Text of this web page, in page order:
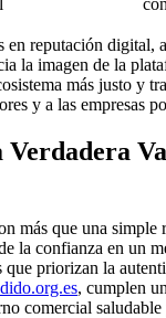
en reputación digital,
la imagen de la
más justo y
y a las empresas
más que una simple
la confianza en un
que priorizan la
, cumplen
comercial